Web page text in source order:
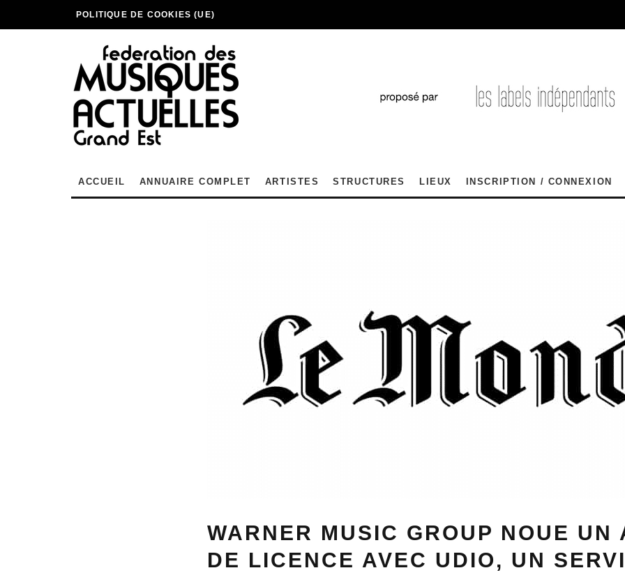
POLITIQUE DE COOKIES (UE)
ACCUEIL ANNUAIRE COMPLET ARTISTES STRUCTURES LIEUX INSCRIPTION / CONNEXION
WARNER MUSIC GROUP NOUE UN
DE LICENCE AVEC UDIO, UN